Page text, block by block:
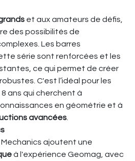
et aux amateurs de défis,
des possibilités de
Les barres
série sont renforcées et les
ce qui permet de créer
C'est l’idéal pour les
ans qui cherchent à
en géométrie et à
avancées
Mechanics ajoutent une
à l'expérience Geomag, avec